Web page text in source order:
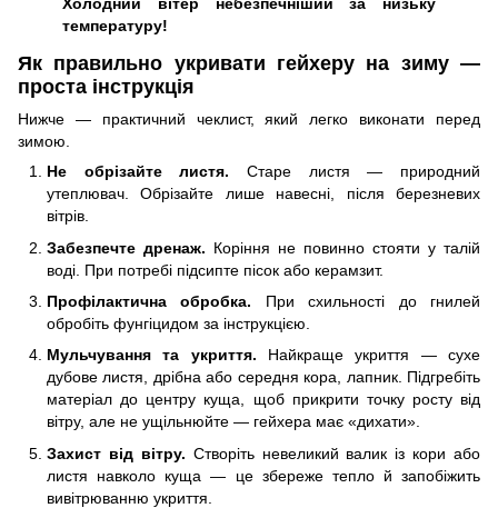
температуру!
Як правильно укривати гейхеру на зиму —
проста інструкція
Нижче — практичний чеклист, який легко виконати перед
зимою.
Не обрізайте листя. Старе листя — природний
утеплювач. Обрізайте лише навесні, після березневих
вітрів.
Забезпечте дренаж. Коріння не повинно стояти у талій
воді. При потребі підсипте пісок або керамзит.
Профілактична обробка. При схильності до гнилей
обробіть фунгіцидом за інструкцією.
Мульчування та укриття. Найкраще укриття — сухе
дубове листя, дрібна або середня кора, лапник. Підгребіть
матеріал до центру куща, щоб прикрити точку росту від
вітру, але не ущільнюйте — гейхера має «дихати».
Захист від вітру. Створіть невеликий валик із кори або
листя навколо куща — це збереже тепло й запобіжить
вивітрюванню укриття.